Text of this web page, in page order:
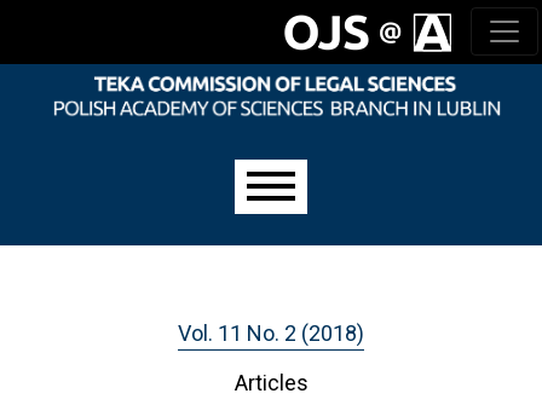
Vol. 11 No. 2 (2018)
Articles